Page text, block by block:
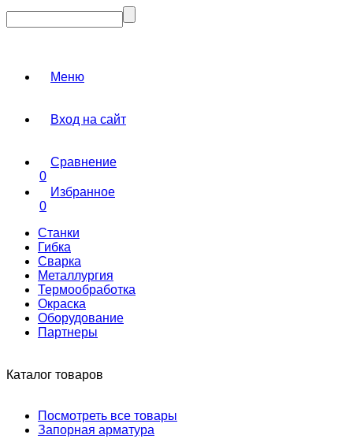
Меню
Вход на сайт
Сравнение
0
Избранное
0
Станки
Гибка
Сварка
Металлургия
Термообработка
Окраска
Оборудование
Партнеры
Каталог товаров
Посмотреть все товары
Запорная арматура